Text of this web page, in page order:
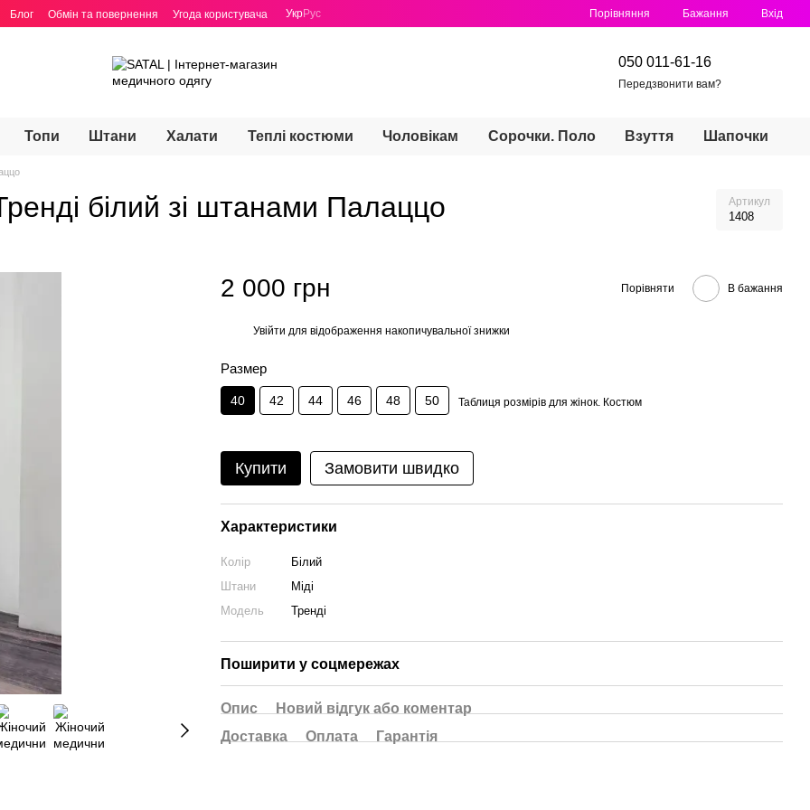
Блог Обмін та повернення Угода користувача УкрРус Порівняння Бажання Вхід
050 011-61-16
Передзвонити вам?
Топи Штани Халати Теплі костюми Чоловікам Сорочки. Поло Взуття Шапочки
білий зі штанами Палаццо Артикул
1408
2 000 грн Порівняти В бажання
Увійти для відображення накопичувальної знижки
Размер
40 42 44 46 48 50 Таблиця розмірів для жінок. Костюм
Купити Замовити швидко
Характеристики
Колір
Білий
Штани
Міді
Модель
Тренді
Поширити у соцмережах
Опис
Новий відгук або коментар
Доставка
Оплата Гарантія